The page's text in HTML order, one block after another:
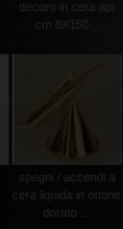
decoro in cera api
cm 8X150...
spegni / accendi a
cera liquida in ottone
dorato ...